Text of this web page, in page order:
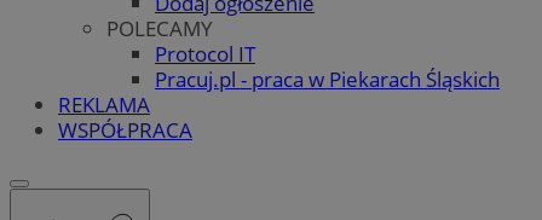
POLECAMY
Protocol IT
Pracuj.pl - praca w Piekarach Śląskich
REKLAMA
WSPÓŁPRACA